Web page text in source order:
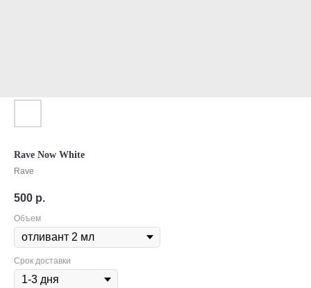
Rave Now White
Rave
500 р.
Объем
Срок доставки